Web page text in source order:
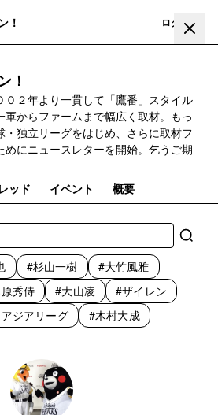
！ ログイン
！
０２年より一貫して「鷹番」スタイル
軍からファームまで幅広く取材。もっ
・独立リーグをはじめ、さらに取材フ
めにニュースレターを開始。乞うご期
ッド イベント 概要
#杉山一樹
#大竹風雅
秀侍 #大山凌
#ザイレン
ジアリーグ
#木村大成